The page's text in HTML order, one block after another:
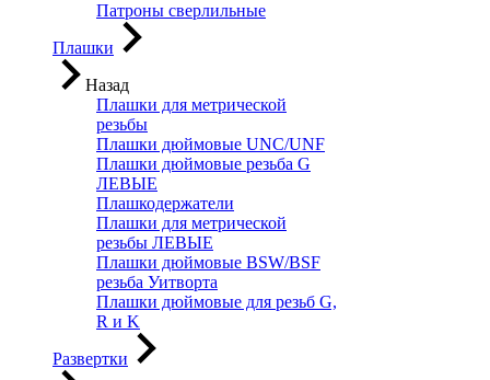
Патроны сверлильные
Плашки
Назад
Плашки для метрической
резьбы
Плашки дюймовые UNC/UNF
Плашки дюймовые резьба G
ЛЕВЫЕ
Плашкодержатели
Плашки для метрической
резьбы ЛЕВЫЕ
Плашки дюймовые BSW/BSF
резьба Уитворта
Плашки дюймовые для резьб G,
R и K
Развертки